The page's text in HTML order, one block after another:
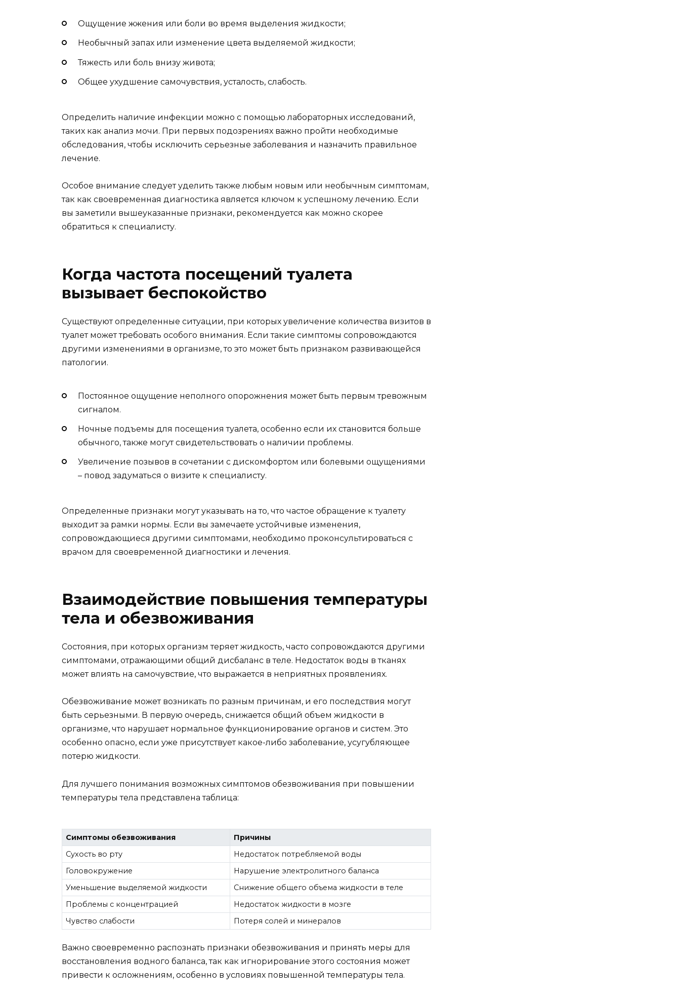
Ощущение жжения или боли во время выделения жидкости;
Необычный запах или изменение цвета выделяемой жидкости;
Тяжесть или боль внизу живота;
Общее ухудшение самочувствия, усталость, слабость.
Определить наличие инфекции можно с помощью лабораторных исследований,
таких как анализ мочи. При первых подозрениях важно пройти необходимые
обследования, чтобы исключить серьезные заболевания и назначить правильное
лечение.
Особое внимание следует уделить также любым новым или необычным симптомам,
так как своевременная диагностика является ключом к успешному лечению. Если
вы заметили вышеуказанные признаки, рекомендуется как можно скорее
обратиться к специалисту.
Когда частота посещений туалета
вызывает беспокойство
Существуют определенные ситуации, при которых увеличение количества визитов в
туалет может требовать особого внимания. Если такие симптомы сопровождаются
другими изменениями в организме, то это может быть признаком развивающейся
патологии.
Постоянное ощущение неполного опорожнения может быть первым тревожным
сигналом.
Ночные подъемы для посещения туалета, особенно если их становится больше
обычного, также могут свидетельствовать о наличии проблемы.
Увеличение позывов в сочетании с дискомфортом или болевыми ощущениями
– повод задуматься о визите к специалисту.
Определенные признаки могут указывать на то, что частое обращение к туалету
выходит за рамки нормы. Если вы замечаете устойчивые изменения,
сопровождающиеся другими симптомами, необходимо проконсультироваться с
врачом для своевременной диагностики и лечения.
Взаимодействие повышения температуры
тела и обезвоживания
Состояния, при которых организм теряет жидкость, часто сопровождаются другими
симптомами, отражающими общий дисбаланс в теле. Недостаток воды в тканях
может влиять на самочувствие, что выражается в неприятных проявлениях.
Обезвоживание может возникать по разным причинам, и его последствия могут
быть серьезными. В первую очередь, снижается общий объем жидкости в
организме, что нарушает нормальное функционирование органов и систем. Это
особенно опасно, если уже присутствует какое-либо заболевание, усугубляющее
потерю жидкости.
Для лучшего понимания возможных симптомов обезвоживания при повышении
температуры тела представлена таблица:
Симптомы обезвоживания
Причины
Сухость во рту
Недостаток потребляемой воды
Головокружение
Нарушение электролитного баланса
Уменьшение выделяемой жидкости
Снижение общего объема жидкости в теле
Проблемы с концентрацией
Недостаток жидкости в мозге
Чувство слабости
Потеря солей и минералов
Важно своевременно распознать признаки обезвоживания и принять меры для
восстановления водного баланса, так как игнорирование этого состояния может
привести к осложнениям, особенно в условиях повышенной температуры тела.